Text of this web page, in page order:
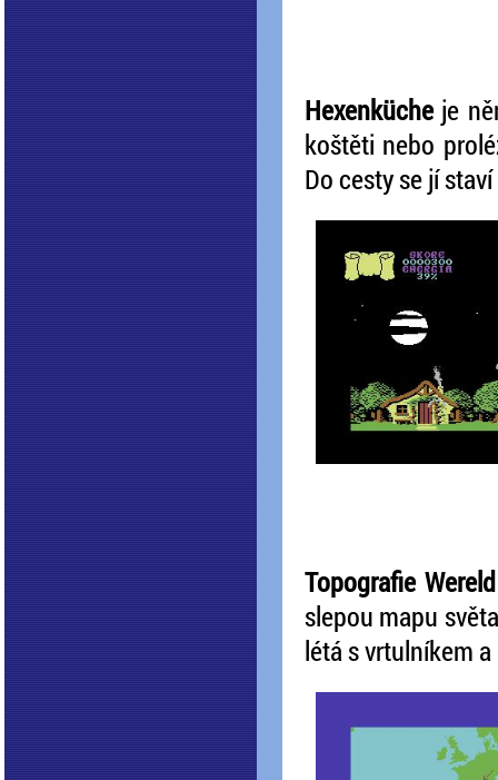
Hexenkücheje
koštěti nebo
Do cesty se jí
Topografie Wereld
slepou mapu
létá s vrtulníkem